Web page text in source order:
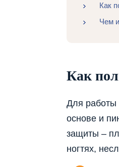
Как
Чем
Как
Для работы
основе и
защиты –
ногтях,